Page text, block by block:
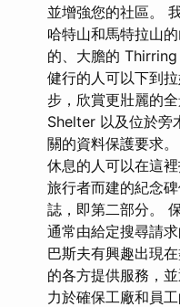
並增強您的社區。
哈特山和馬特拉山
的、大膽的
健行的人可以下到
步，欣賞更壯麗的
Shelter 以及位於旁
關的資料保護要求
休息的人可以在這
旅行者而建的紀念
誌，即第二部分。
通常由給定搜尋請
巴斯夫有興趣出現
的各方提供服務，
力於確保工廠和員